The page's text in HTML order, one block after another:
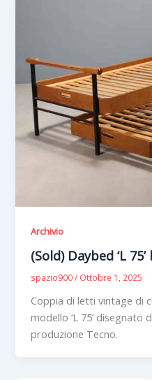
Archivio
(Sold) Daybed ‘L
spazio900/ Ottobre 1, 2025
Coppia di letti vintage di
modello ‘L 75’ disegnato
produzione Tecno.